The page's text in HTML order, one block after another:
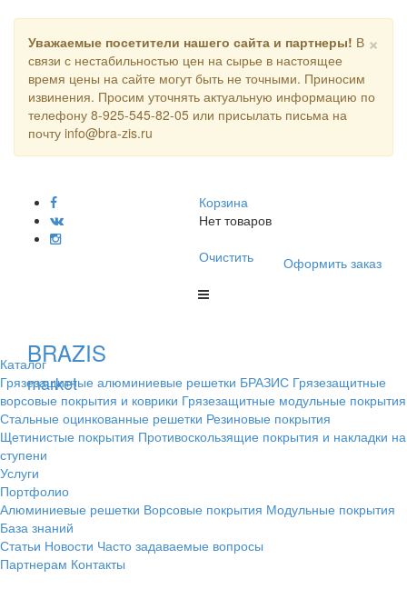
×
Уважаемые посетители нашего сайта и партнеры! В
связи с нестабильностью цен на сырье в настоящее
время цены на сайте могут быть не точными. Приносим
извинения. Просим уточнять актуальную информацию по
телефону 8-925-545-82-05 или присылать письма на
почту info@bra-zis.ru
Корзина
Нет товаров
Очистить
Оформить заказ
BRAZIS
market
Каталог
Грязезащитные алюминиевые решетки БРАЗИС Грязезащитные
ворсовые покрытия и коврики Грязезащитные модульные покрытия
Стальные оцинкованные решетки Резиновые покрытия
Щетинистые покрытия Противоскользящие покрытия и накладки на
ступени
Услуги
Портфолио
Алюминиевые решетки Ворсовые покрытия Модульные покрытия
База знаний
Статьи Новости Часто задаваемые вопросы
Партнерам Контакты